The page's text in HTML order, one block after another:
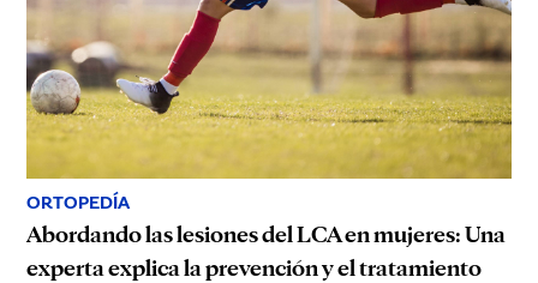
ORTOPEDÍA
Abordando las lesiones del LCA en mujeres: Una
experta explica la prevención y el tratamiento